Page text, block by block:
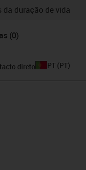
da duração de vida
(0)
direto PT (PT)